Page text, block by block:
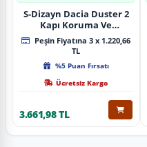
S-Dizayn Dacia Duster 2
Kapı Koruma Ve
Çamurluk Kaplaması
Dodik Seti 2018 Üzeri A+
Kalite
Peşin Fiyatına 3 x 1.220,66
TL
%5 Puan Fırsatı
Ücretsiz Kargo
3.661,98 TL